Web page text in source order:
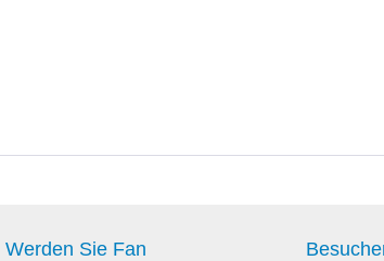
Werden Sie Fan